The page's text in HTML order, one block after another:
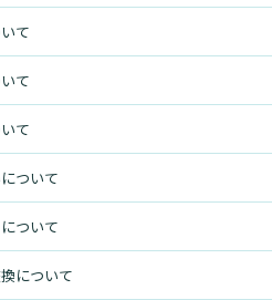
て
て
て
ついて
ついて
について